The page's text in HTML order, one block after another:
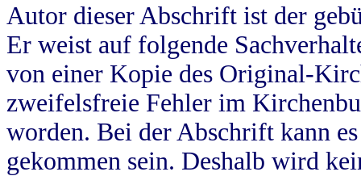
Autor dieser Abschrift ist der
Er weist auf folgende
von einer Kopie des Original-
zweifelsfreie Fehler im
worden. Bei der Abschrift kann
gekommen sein. Deshalb wird